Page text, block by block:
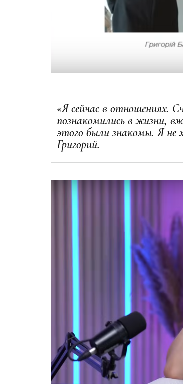
«Я сейчас в отношениях.
познакомились в жизни,
этого были знакомы. Я
Григорий.